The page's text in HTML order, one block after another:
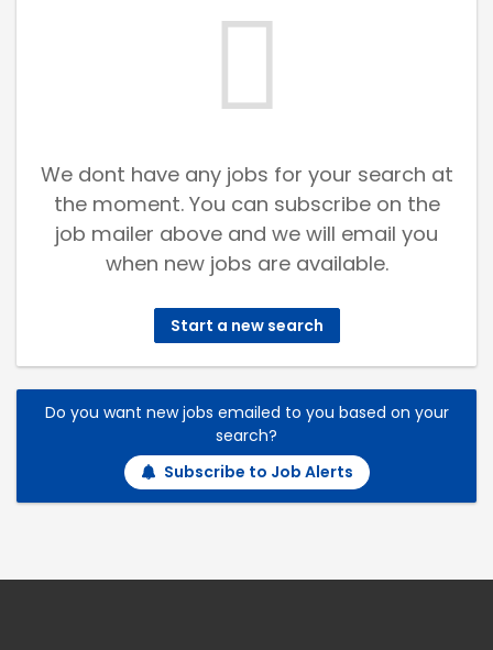
We dont have any jobs for your search at
the moment. You can subscribe on the
job mailer above and we will email you
when new jobs are available.
Start a new search
Do you want new jobs emailed to you based on your
search?
Subscribe to Job Alerts